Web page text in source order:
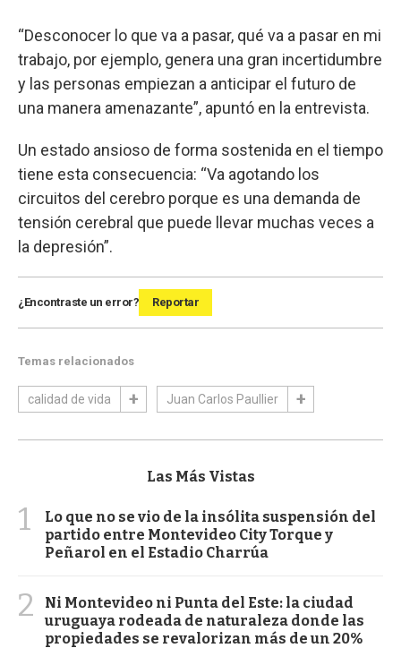
“Desconocer lo que va a pasar, qué va a pasar en mi
trabajo, por ejemplo, genera una gran incertidumbre
y las personas empiezan a anticipar el futuro de
una manera amenazante”, apuntó en la entrevista.
Un estado ansioso de forma sostenida en el tiempo
tiene esta consecuencia: “Va agotando los
circuitos del cerebro porque es una demanda de
tensión cerebral que puede llevar muchas veces a
la depresión”.
¿Encontraste un error? Reportar
Temas relacionados
calidad de vida Juan Carlos Paullier
Las Más Vistas
1
Lo que no se vio de la insólita suspensión del
partido entre Montevideo City Torque y
Peñarol en el Estadio Charrúa
2
Ni Montevideo ni Punta del Este: la ciudad
uruguaya rodeada de naturaleza donde las
propiedades se revalorizan más de un 20%